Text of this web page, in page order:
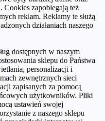
Cookies zapobiegają też
reklam. Reklamy te służą
działaniach naszego
dostępnych w naszym
sklepu do Państwa
personalizacji i
zewnętrznych sieci
zapisanych za pomocą
użytkowników. Pliki
ustawień swojej
z naszego sklepu